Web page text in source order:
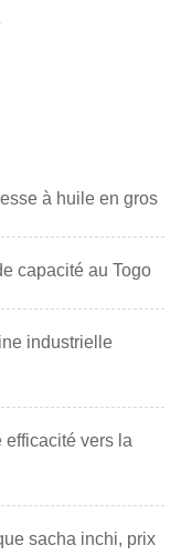
à huile en gros
capacité au Togo
industrielle
efficacité vers la
sacha inchi, prix